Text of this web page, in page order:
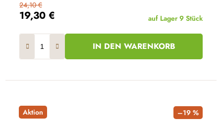
19,30 €
24,10 €
auf Lager 9 Stück
IN DEN WARENKORB
Aktion –19 %